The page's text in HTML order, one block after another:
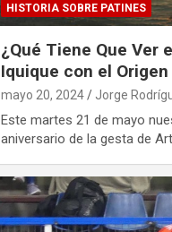
HISTORIA SOBRE PATINES
¿Qué Tiene Que Ver
Iquique con el
mayo 20, 2024 Jorge
Este martes 21 de mayo
aniversario de la gesta de